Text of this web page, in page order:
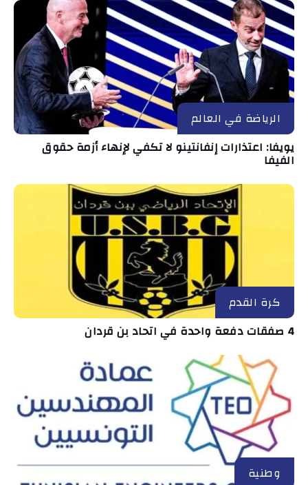
الرياضة في العالم
يويفا: اعتذارات إنفانتينو لا تكفي لإنهاء أزمة حقوق
الفيفا
كرة القدم
4 صفقات دفعة واحدة في اتحاد بن قردان
وطنية